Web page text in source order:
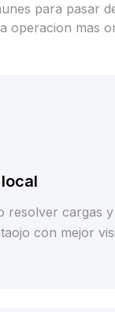
para pasar
operacion mas
resolver cargas
con mejor